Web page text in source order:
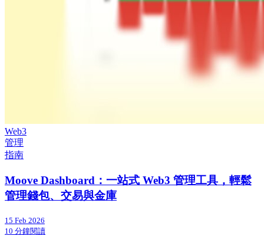
Web3
管理
指南
Moove Dashboard：一站式 Web3 管理工具，輕鬆
管理錢包、交易與金庫
15 Feb 2026
10 分鐘閱讀